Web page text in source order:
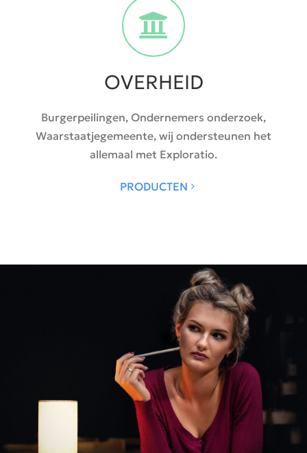
OVERHEID
Burgerpeilingen, Ondernemers onderzoek,
Waarstaatjegemeente, wij ondersteunen het
allemaal met Exploratio.
PRODUCTEN